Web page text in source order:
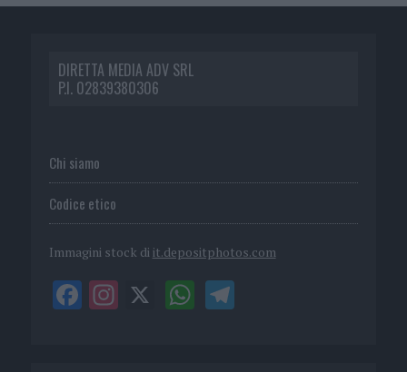
DIRETTA MEDIA ADV SRL
P.I. 02839380306
Chi siamo
Codice etico
Immagini stock di it.depositphotos.com